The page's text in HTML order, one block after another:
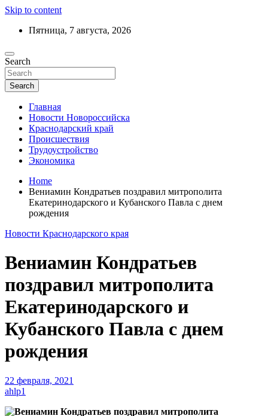
Skip to content
Пятница, 7 августа, 2026
Актуальные новости Новороссийска и
Краснодарского края
Ежедневный дайджест событий региона
Search
Search
Главная
Новости Новороссийска
Краснодарский край
Происшествия
Трудоустройство
Экономика
Home
Вениамин Кондратьев поздравил митрополита
Екатеринодарского и Кубанского Павла с днем
рождения
Новости Краснодарского края
Вениамин Кондратьев
поздравил митрополита
Екатеринодарского и
Кубанского Павла с днем
рождения
22 февраля, 2021
ahlp1